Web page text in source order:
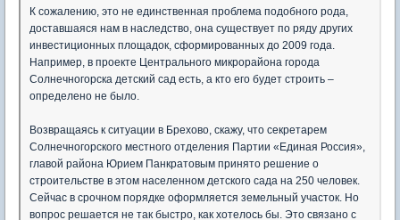
К сожалению, это не единственная проблема подобного рода,
доставшаяся нам в наследство, она существует по ряду других
инвестиционных площадок, сформированных до 2009 года.
Например, в проекте Центрального микрорайона города
Солнечногорска детский сад есть, а кто его будет строить –
определено не было.
Возвращаясь к ситуации в Брехово, скажу, что секретарем
Солнечногорского местного отделения Партии «Единая Россия»,
главой района Юрием Панкратовым принято решение о
строительстве в этом населенном детского сада на 250 человек.
Сейчас в срочном порядке оформляется земельный участок. Но
вопрос решается не так быстро, как хотелось бы. Это связано с